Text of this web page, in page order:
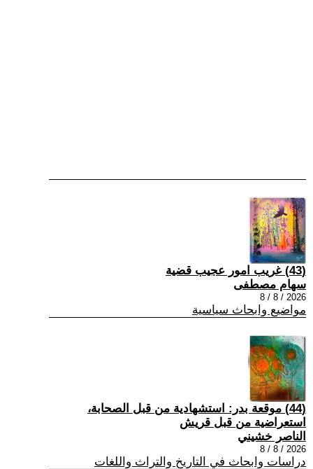
(43) غريب امور عجيب قضية
سهام مصطفى
2026 / 8 / 8
مواضيع وابحاث سياسية
(44) موقعة بدر: استشهادية من قبل الصحابة،
استعراضية من قبل قريش
الناصر خشيني
2026 / 8 / 8
دراسات وابحاث في التاريخ والتراث واللغات